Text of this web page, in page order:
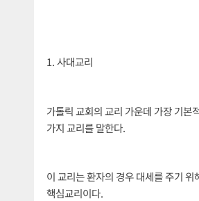
1. 사대교리
가톨릭 교회의 교리 가운데 가장 기본
가지 교리를 말한다.
이 교리는 환자의 경우 대세를 주기 위
핵심교리이다.